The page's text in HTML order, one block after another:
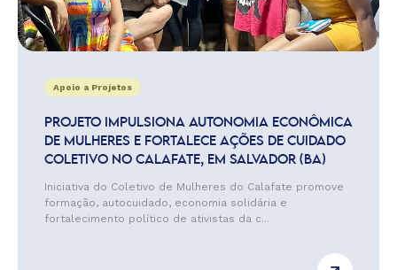
Apoio a Projetos
PROJETO IMPULSIONA AUTONOMIA ECONÔMICA
DE MULHERES E FORTALECE AÇÕES DE CUIDADO
COLETIVO NO CALAFATE, EM SALVADOR (BA)
Iniciativa do Coletivo de Mulheres do Calafate promove
formação, autocuidado, economia solidária e
fortalecimento político de ativistas da c...